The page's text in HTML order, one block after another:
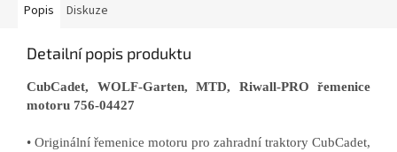
Popis Diskuze
Detailní popis produktu
CubCadet, WOLF-Garten, MTD, Riwall-PRO řemenice
motoru 756-04427
• Originální řemenice motoru pro zahradní traktory CubCadet,